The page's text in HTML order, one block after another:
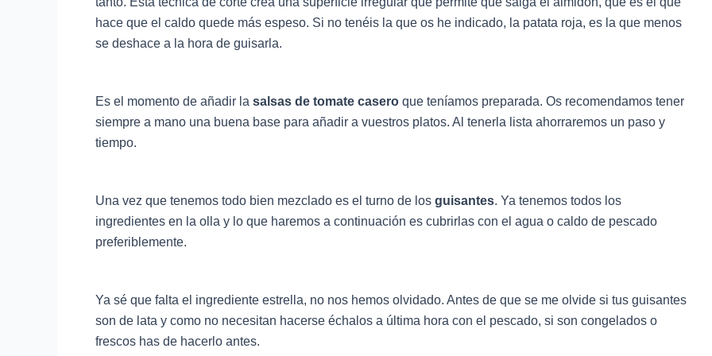
hace que el caldo quede más espeso. Si no tenéis la que os he indicado, la patata roja, es la que menos
se deshace a la hora de guisarla.
Es el momento de añadir la salsas de tomate casero que teníamos preparada. Os recomendamos tener
siempre a mano una buena base para añadir a vuestros platos. Al tenerla lista ahorraremos un paso y
tiempo.
Una vez que tenemos todo bien mezclado es el turno de los guisantes. Ya tenemos todos los
ingredientes en la olla y lo que haremos a continuación es cubrirlas con el agua o caldo de pescado
preferiblemente.
Ya sé que falta el ingrediente estrella, no nos hemos olvidado. Antes de que se me olvide si tus guisantes
son de lata y como no necesitan hacerse échalos a última hora con el pescado, si son congelados o
frescos has de hacerlo antes.